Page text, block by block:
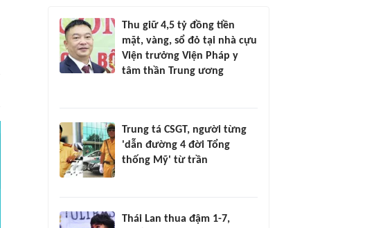
Thu giữ 4,5 tỷ đồng tiền
mặt, vàng, sổ đỏ tại nhà cựu
Viện trưởng Viện Pháp y
tâm thần Trung ương
Trung tá CSGT, người từng
'dẫn đường 4 đời Tổng
thống Mỹ' từ trần
Thái Lan thua đậm 1-7,